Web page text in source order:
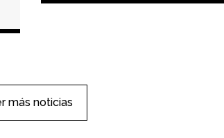
más noticias